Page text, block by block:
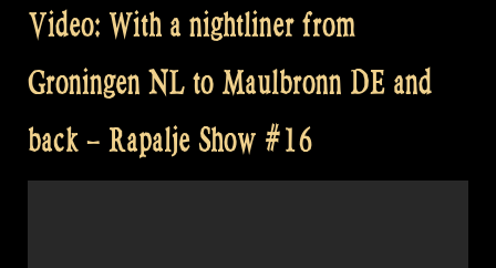
Video: With a nightliner from
Groningen NL to Maulbronn DE and
back – Rapalje Show #16